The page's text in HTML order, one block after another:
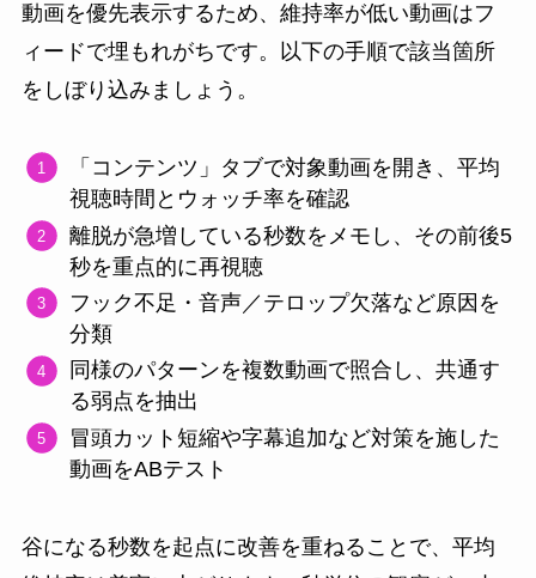
動画を優先表示するため、維持率が低い動画はフ
ィードで埋もれがちです。以下の手順で該当箇所
をしぼり込みましょう。
「コンテンツ」タブで対象動画を開き、平均
視聴時間とウォッチ率を確認
離脱が急増している秒数をメモし、その前後5
秒を重点的に再視聴
フック不足・音声／テロップ欠落など原因を
分類
同様のパターンを複数動画で照合し、共通す
る弱点を抽出
冒頭カット短縮や字幕追加など対策を施した
動画をABテスト
谷になる秒数を起点に改善を重ねることで、平均